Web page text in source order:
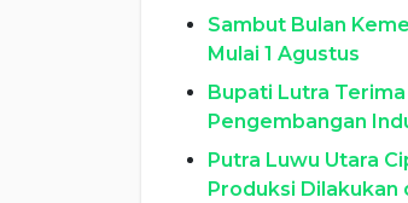
Sambut Bulan
Mulai 1 Agustus
Bupati Lutra Terima
Pengembangan
Putra Luwu Utara
Produksi Dilakukan